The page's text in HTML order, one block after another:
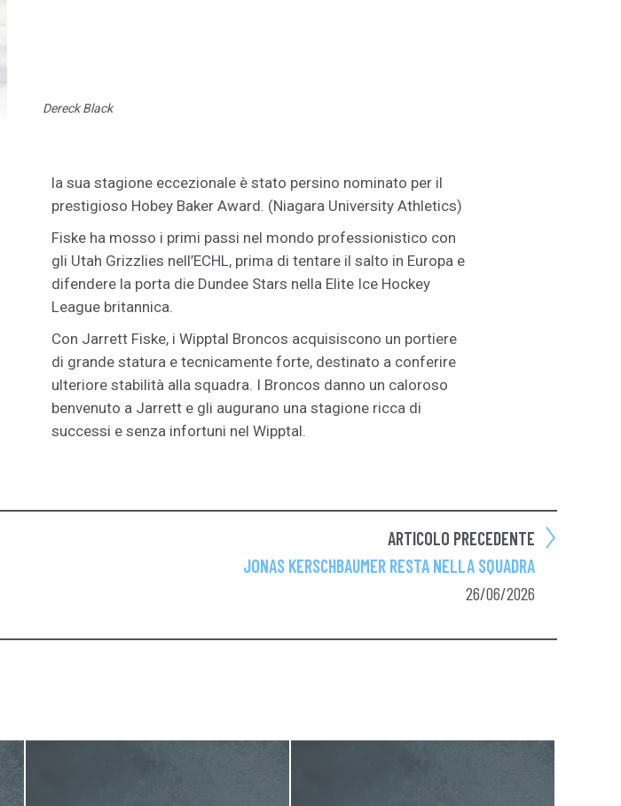
Dereck Black
la sua stagione eccezionale è stato persino nominato per il
prestigioso Hobey Baker Award. (Niagara University Athletics)
Fiske ha mosso i primi passi nel mondo professionistico con
gli Utah Grizzlies nell’ECHL, prima di tentare il salto in Europa e
difendere la porta die Dundee Stars nella Elite Ice Hockey
League britannica.
Con Jarrett Fiske, i Wipptal Broncos acquisiscono un portiere
di grande statura e tecnicamente forte, destinato a conferire
ulteriore stabilità alla squadra. I Broncos danno un caloroso
benvenuto a Jarrett e gli augurano una stagione ricca di
successi e senza infortuni nel Wipptal.
ARTICOLO PRECEDENTE
JONAS KERSCHBAUMER RESTA NELLA SQUADRA
26/06/2026